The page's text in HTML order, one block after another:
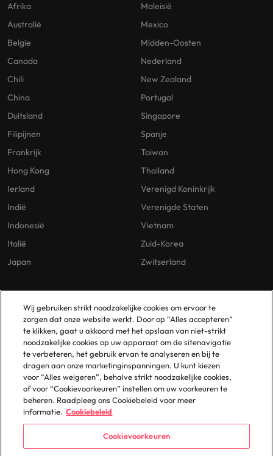
Afrika
Australië
Belgie
Canada
Chili
China
Duitsland
Filipijnen
Frankrijk
Hong Kong
Ierland
Indië
Indonesië
Italië
Japan
Maleisië
Mexico
Midden-Oosten
Nederland
New Zealand
Portugal
Singapore
Spanje
Taiwan
Thailand
Verenigd Koninkrijk
Verenigde Staten
Vietnam
Zuid-Korea
Zwitserland
Our Policies
Privacybeleid
Cookies Policy
Policy Library
Gelijke Behandeling
Vestigingen
Amsterdam
Eindhoven
Rotterdam
Wij gebruiken strikt noodzakelijke cookies om ervoor te
zorgen dat onze website werkt. Door op “Alles accepteren”
te klikken, gaat u akkoord met het opslaan van niet-strikt
noodzakelijke cookies op uw apparaat om de sitenavigatie
te verbeteren, het gebruik ervan te analyseren en bij te
dragen aan onze marketinginspanningen. U kunt kiezen
voor “Alles weigeren”, behalve strikt noodzakelijke cookies,
of voor “Cookievoorkeuren” instellen om uw voorkeuren te
beheren. Raadpleeg ons Cookiebeleid voor meer
informatie. Cookiebeleid
Cookievoorkeuren